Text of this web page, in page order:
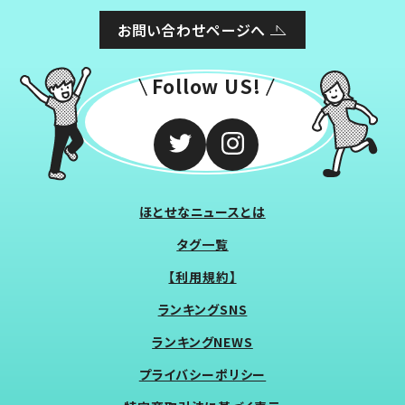
お問い合わせページへ
Follow US!
ほとせなニュースとは
タグ一覧
【利用規約】
ランキングSNS
ランキングNEWS
プライバシーポリシー